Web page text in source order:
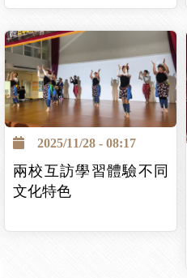
2025/11/28 - 08:17
兩校互訪學習體驗不同
文化特色